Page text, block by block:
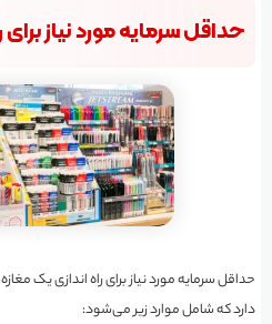
حداقل سرمایه مورد نیاز برای
حداقل سرمایه مورد نیاز برای راه اندازی یک
دارد که شامل موارد زیر می‌شود: